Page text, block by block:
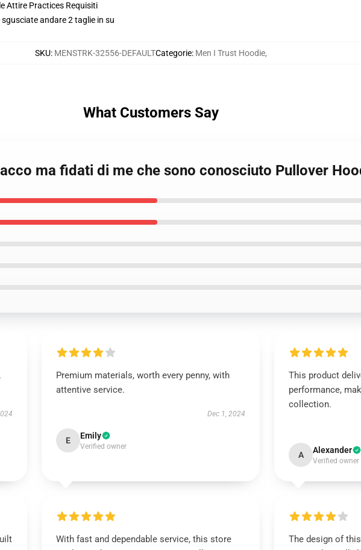
Attire Practices Requisiti
andare 2 taglie in su
SKU: MENSTRK-32556-DEFAULTCategorie: Men I Trust Hoodie,
What Customers Say
ma fidati di me che sono conosciuto Pullover
Premium materials, worth every penny, with
attentive service.
Dec 1, 2024
E Emily
Verified owner
This product
performance,
collection.
A Alexander
Verified owner
With fast and dependable service, this store
The design of